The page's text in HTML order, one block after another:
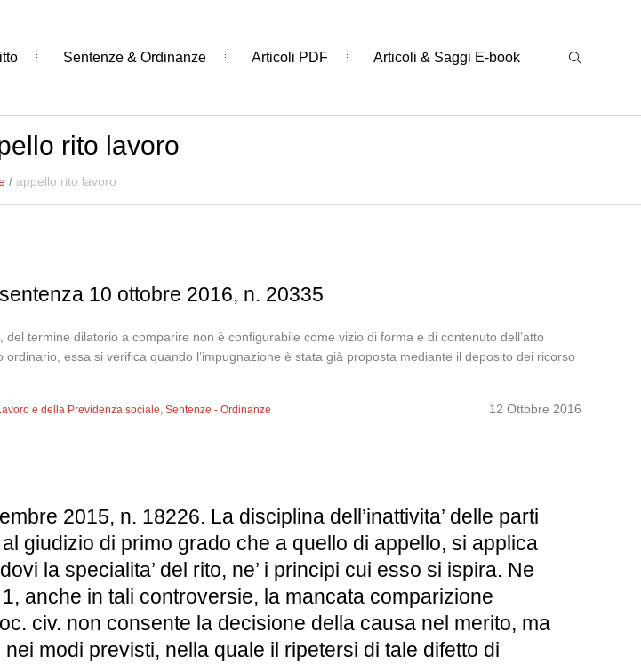
Sentenze & Ordinanze Articoli PDF Articoli & Saggi E-book
rito lavoro
/ appello rito lavoro
10 ottobre 2016, n. 20335
termine dilatorio a comparire non è configurabile come vizio di forma e di contenuto dell’atto
essa si verifica quando l’impugnazione è stata già proposta mediante il deposito dei ricorso
12 Ottobre 2016
e della Previdenza sociale,Sentenze - Ordinanze
2015, n. 18226. La disciplina dell’inattivita’ delle parti
giudizio di primo grado che a quello di appello, si applica
la specialita’ del rito, ne’ i principi cui esso si ispira. Ne
anche in tali controversie, la mancata comparizione
civ. non consente la decisione della causa nel merito, ma
modi previsti, nella quale il ripetersi di tale difetto di